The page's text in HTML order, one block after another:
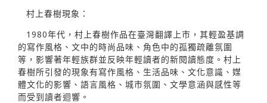
村上春樹現象：
1980年代，村上春樹作品在臺灣翻譯上市，其輕盈基調
的寫作風格、文中的時尚品味、角色中的孤獨疏離氛圍
等，影響著年輕族群並反映年輕讀者的新閱讀態度。村上
春樹所引發的現象有寫作風格、生活品味、文化意識、媒
體文化的影響、語言風格、城市氛圍、文學意涵與感性等
而受到讀者迴響。